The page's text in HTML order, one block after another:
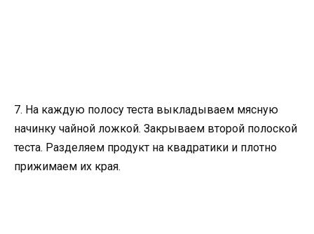
7. На каждую полосу теста выкладываем мясную
начинку чайной ложкой. Закрываем второй полоской
теста. Разделяем продукт на квадратики и плотно
прижимаем их края.